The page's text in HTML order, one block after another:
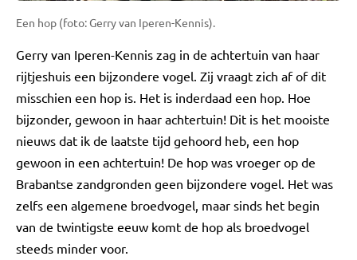
Een hop (foto: Gerry van Iperen-Kennis).
Gerry van Iperen-Kennis zag in de achtertuin van haar
rijtjeshuis een bijzondere vogel. Zij vraagt zich af of dit
misschien een hop is. Het is inderdaad een hop. Hoe
bijzonder, gewoon in haar achtertuin! Dit is het mooiste
nieuws dat ik de laatste tijd gehoord heb, een hop
gewoon in een achtertuin! De hop was vroeger op de
Brabantse zandgronden geen bijzondere vogel. Het was
zelfs een algemene broedvogel, maar sinds het begin
van de twintigste eeuw komt de hop als broedvogel
steeds minder voor.